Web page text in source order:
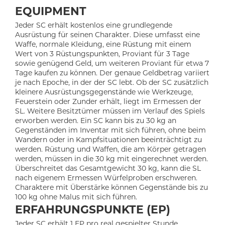
EQUIPMENT
Jeder SC erhält kostenlos eine grundlegende
Ausrüstung für seinen Charakter. Diese umfasst eine
Waffe, normale Kleidung, eine Rüstung mit einem
Wert von 3 Rüstungspunkten, Proviant für 3 Tage
sowie genügend Geld, um weiteren Proviant für etwa 7
Tage kaufen zu können. Der genaue Geldbetrag variiert
je nach Epoche, in der der SC lebt. Ob der SC zusätzlich
kleinere Ausrüstungsgegenstände wie Werkzeuge,
Feuerstein oder Zunder erhält, liegt im Ermessen der
SL. Weitere Besitztümer müssen im Verlauf des Spiels
erworben werden. Ein SC kann bis zu 30 kg an
Gegenständen im Inventar mit sich führen, ohne beim
Wandern oder in Kampfsituationen beeinträchtigt zu
werden. Rüstung und Waffen, die am Körper getragen
werden, müssen in die 30 kg mit eingerechnet werden.
Überschreitet das Gesamtgewicht 30 kg, kann die SL
nach eigenem Ermessen Würfelproben erschweren.
Charaktere mit Überstärke können Gegenstände bis zu
100 kg ohne Malus mit sich führen.
ERFAHRUNGSPUNKTE (EP)